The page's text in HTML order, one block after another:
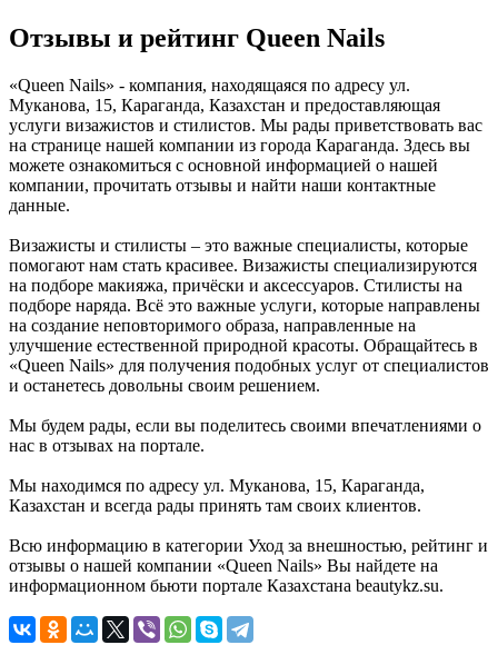
Отзывы и рейтинг Queen Nails
«Queen Nails» - компания, находящаяся по адресу ул.
Муканова, 15, Караганда, Казахстан и предоставляющая
услуги визажистов и стилистов. Мы рады приветствовать вас
на странице нашей компании из города Караганда. Здесь вы
можете ознакомиться с основной информацией о нашей
компании, прочитать отзывы и найти наши контактные
данные.
Визажисты и стилисты – это важные специалисты, которые
помогают нам стать красивее. Визажисты специализируются
на подборе макияжа, причёски и аксессуаров. Стилисты на
подборе наряда. Всё это важные услуги, которые направлены
на создание неповторимого образа, направленные на
улучшение естественной природной красоты. Обращайтесь в
«Queen Nails» для получения подобных услуг от специалистов
и останетесь довольны своим решением.
Мы будем рады, если вы поделитесь своими впечатлениями о
нас в отзывах на портале.
Мы находимся по адресу ул. Муканова, 15, Караганда,
Казахстан и всегда рады принять там своих клиентов.
Всю информацию в категории Уход за внешностью, рейтинг и
отзывы о нашей компании «Queen Nails» Вы найдете на
информационном бьюти портале Казахстана beautykz.su.